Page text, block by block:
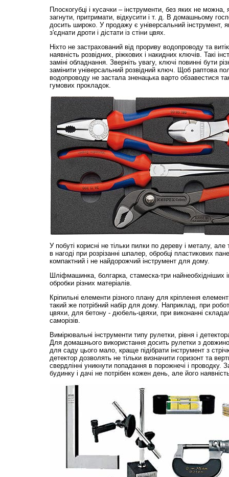
Плоскогубці і кусачки – інструменти, без яких не можна,
загнути, притримати, відкусити і т. д. В домашньому
досить широко. У продажу є універсальний інструмент,
з'єднати дроти і дістати із стіни цвях.
Ніхто не застрахований від прориву водопроводу та
наявність розвідних, ріжкових і накидних ключів. Такі
заміні обладнання. Зверніть увагу, ключі повинні бути
замінити універсальний розвідний ключ. Щоб раптова
водопроводу не застала зненацька варто обзавестися
гумових прокладок.
У побуті корисні не тільки пилки по дереву і металу,
в нагоді при розрізанні шпалер, обробці пластикових
компактний і не найдорожчий інструмент для дому.
Шліфмашинка, болгарка, стамеска-три найнеобхідніших
обробки різних матеріалів.
Кріпильні елементи різного плану для кріплення
такий же потрібний набір для дому. Наприклад, при
цвяхи, для бетону - дюбель-цвяхи, при виконанні
саморізів.
Вимірювальні інструменти типу рулетки, рівня і
Для домашнього використання досить рулетки з
для саду цього мало, краще підібрати інструмент з
детектор дозволять не тільки визначити горизонт та
свердлінні уникнути попадання в порожнечі і проводку.
будинку і дачі не потрібен кожен день, але його